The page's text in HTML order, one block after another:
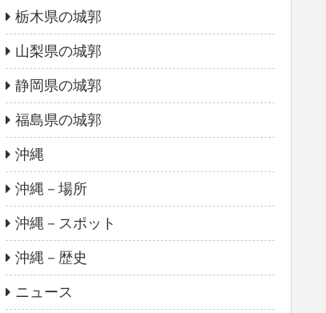
栃木県の城郭
山梨県の城郭
静岡県の城郭
福島県の城郭
沖縄
沖縄－場所
沖縄－スポット
沖縄－歴史
ニュース